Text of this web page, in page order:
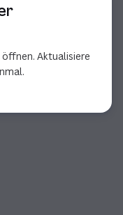
Aktualisiere